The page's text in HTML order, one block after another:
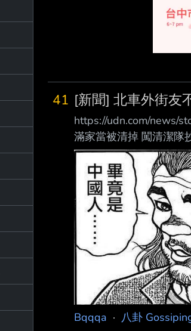
41 [新聞] 北車外街友
https://udn.com/news/
滿家當被清掉 闖清潔
／台北即時報導 38歲尹
保局建 成分隊理論，
潔隊班長，轄區警方獲
Bqqqa · 八卦